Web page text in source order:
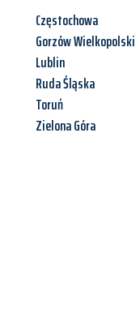
Częstochowa
Gorzów Wielkopolski
Lublin
Ruda Śląska
Toruń
Zielona Góra